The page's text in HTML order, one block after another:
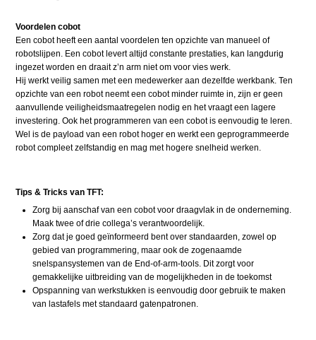
Voordelen cobot
Een cobot heeft een aantal voordelen ten opzichte van manueel of
robotslijpen. Een cobot levert altijd constante prestaties, kan langdurig
ingezet worden en draait z’n arm niet om voor vies werk.
Hij werkt veilig samen met een medewerker aan dezelfde werkbank. Ten
opzichte van een robot neemt een cobot minder ruimte in, zijn er geen
aanvullende veiligheidsmaatregelen nodig en het vraagt een lagere
investering. Ook het programmeren van een cobot is eenvoudig te leren.
Wel is de payload van een robot hoger en werkt een geprogrammeerde
robot compleet zelfstandig en mag met hogere snelheid werken.
Tips & Tricks van TFT:
Zorg bij aanschaf van een cobot voor draagvlak in de onderneming.
Maak twee of drie collega’s verantwoordelijk.
Zorg dat je goed geïnformeerd bent over standaarden, zowel op
gebied van programmering, maar ook de zogenaamde
snelspansystemen van de End-of-arm-tools. Dit zorgt voor
gemakkelijke uitbreiding van de mogelijkheden in de toekomst
Opspanning van werkstukken is eenvoudig door gebruik te maken
van lastafels met standaard gatenpatronen.